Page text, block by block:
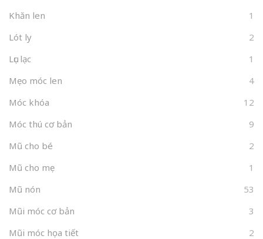
Khăn len
1
Lót ly
2
Lục lạc
1
Mẹo móc len
4
Móc khóa
12
Móc thú cơ bản
9
Mũ cho bé
2
Mũ cho mẹ
1
Mũ nón
53
Mũi móc cơ bản
3
Mũi móc họa tiết
2